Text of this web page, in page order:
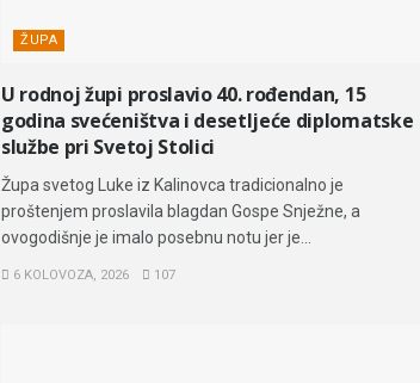
ŽUPA
U rodnoj župi proslavio 40. rođendan, 15
godina svećeništva i desetljeće diplomatske
službe pri Svetoj Stolici
Župa svetog Luke iz Kalinovca tradicionalno je
proštenjem proslavila blagdan Gospe Snježne, a
ovogodišnje je imalo posebnu notu jer je...
6 KOLOVOZA, 2026 107